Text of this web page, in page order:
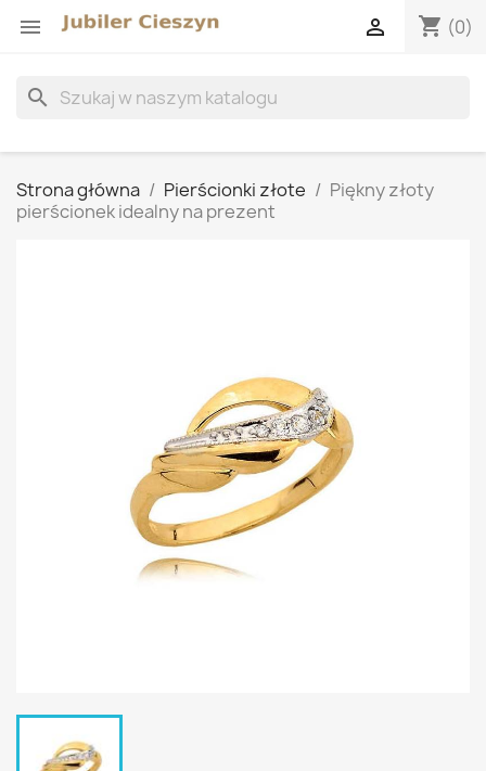
 shopping_cart (0)

search
Strona główna Pierścionki złote
Piękny złoty
pierścionek idealny na prezent